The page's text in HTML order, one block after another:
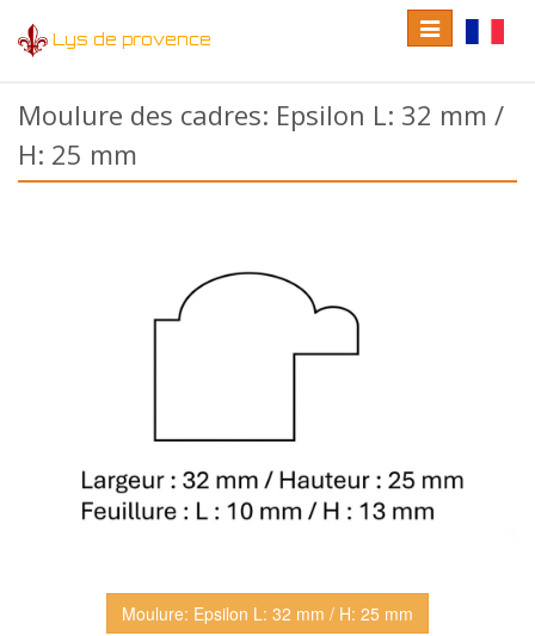
Lys de provence
language
Toggle
navigation
Moulure des cadres: Epsilon L: 32 mm /
H: 25 mm
Moulure: Epsilon L: 32 mm / H: 25 mm